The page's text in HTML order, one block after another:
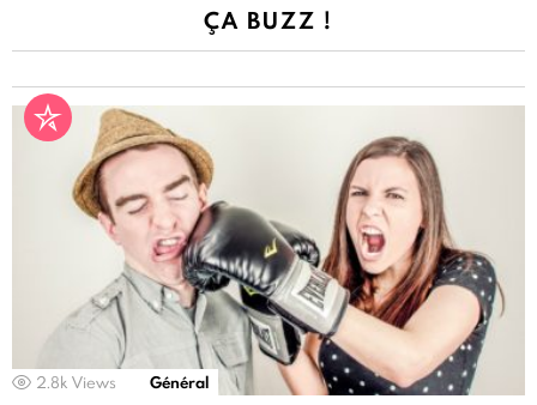
ÇA BUZZ !
2.8k Views Général